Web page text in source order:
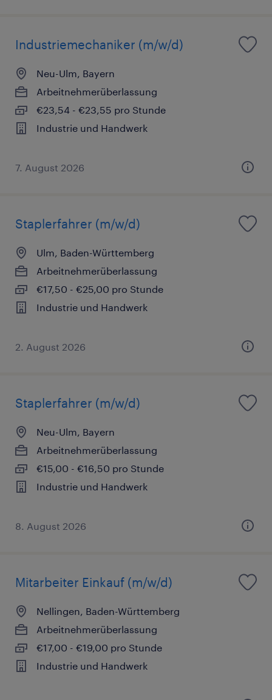
Industriemechaniker (m/w/d)
Neu-Ulm, Bayern
Arbeitnehmerüberlassung
€23,54 - €23,55 pro Stunde
Industrie und Handwerk
7. August 2026
Staplerfahrer (m/w/d)
Ulm, Baden-Württemberg
Arbeitnehmerüberlassung
€17,50 - €25,00 pro Stunde
Industrie und Handwerk
2. August 2026
Staplerfahrer (m/w/d)
Neu-Ulm, Bayern
Arbeitnehmerüberlassung
€15,00 - €16,50 pro Stunde
Industrie und Handwerk
8. August 2026
Mitarbeiter Einkauf (m/w/d)
Nellingen, Baden-Württemberg
Arbeitnehmerüberlassung
€17,00 - €19,00 pro Stunde
Industrie und Handwerk